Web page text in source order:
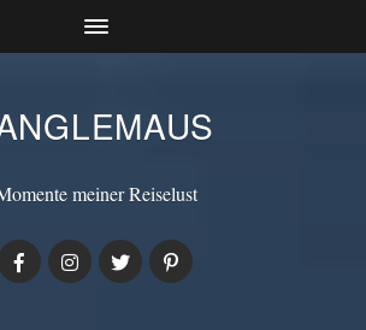
meiner Reiselust